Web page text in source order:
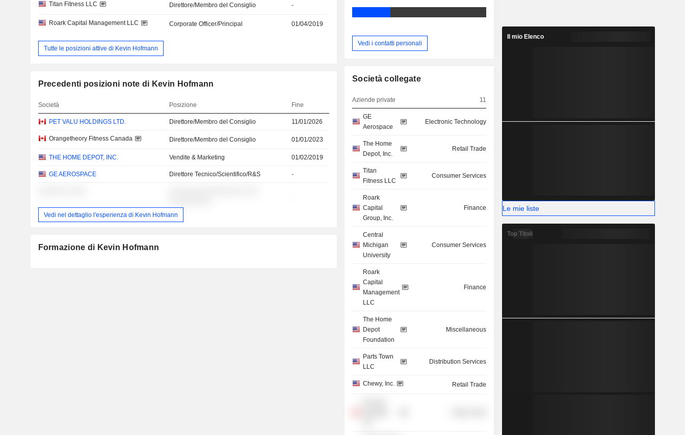
Titan Fitness LLC Direttore/Membro del Consiglio -
Roark Capital Management LLC Corporate Officer/Principal 01/04/2019
Tutte le posizioni attive di Kevin Hofmann
Precedenti posizioni note di Kevin Hofmann
Società Posizione Fine
PET VALU HOLDINGS LTD. Direttore/Membro del Consiglio 11/01/2026
Orangetheory Fitness Canada Direttore/Membro del Consiglio 01/01/2023
THE HOME DEPOT, INC. Vendite & Marketing 01/02/2019
GE AEROSPACE Direttore Tecnico/Scientifico/R&S -
Vedi nel dettaglio l'esperienza di Kevin Hofmann
Formazione di Kevin Hofmann
Vedi i contatti personali
Società collegate
Aziende private 11
GE
Aerospace
Electronic Technology
The Home
Depot, Inc.
Retail Trade
Titan
Fitness LLC
Consumer Services
Roark
Capital
Group, Inc.
Finance
Central
Michigan
University
Consumer Services
Roark
Capital
Management
LLC
Finance
The Home
Depot
Foundation
Miscellaneous
Parts Town
LLC
Distribution Services
Chewy, Inc. Retail Trade
Il mio Elenco
Le mie liste
Top Titoli